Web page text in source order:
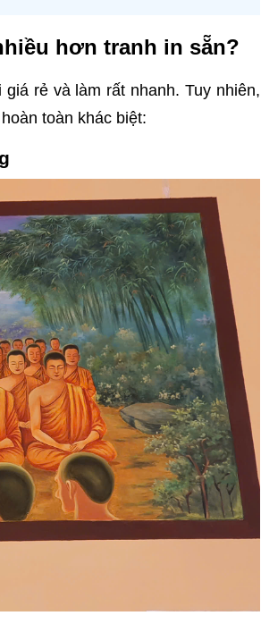
hơn tranh in sẵn?
rẻ và làm rất nhanh. Tuy nhiên,
toàn khác biệt: